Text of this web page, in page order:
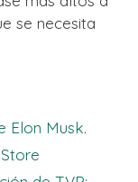
se necesita
Elon Musk.